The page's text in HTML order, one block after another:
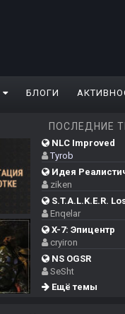
БЛОГИ
ПОСЛЕДНИЕ
NLC Improved
Tyrob
Идея
ziken
S.T.A.L.K.E.R.
Enqelar
X-7: Эпицентр
cryiron
NS OGSR
SeSht
Ещё темы